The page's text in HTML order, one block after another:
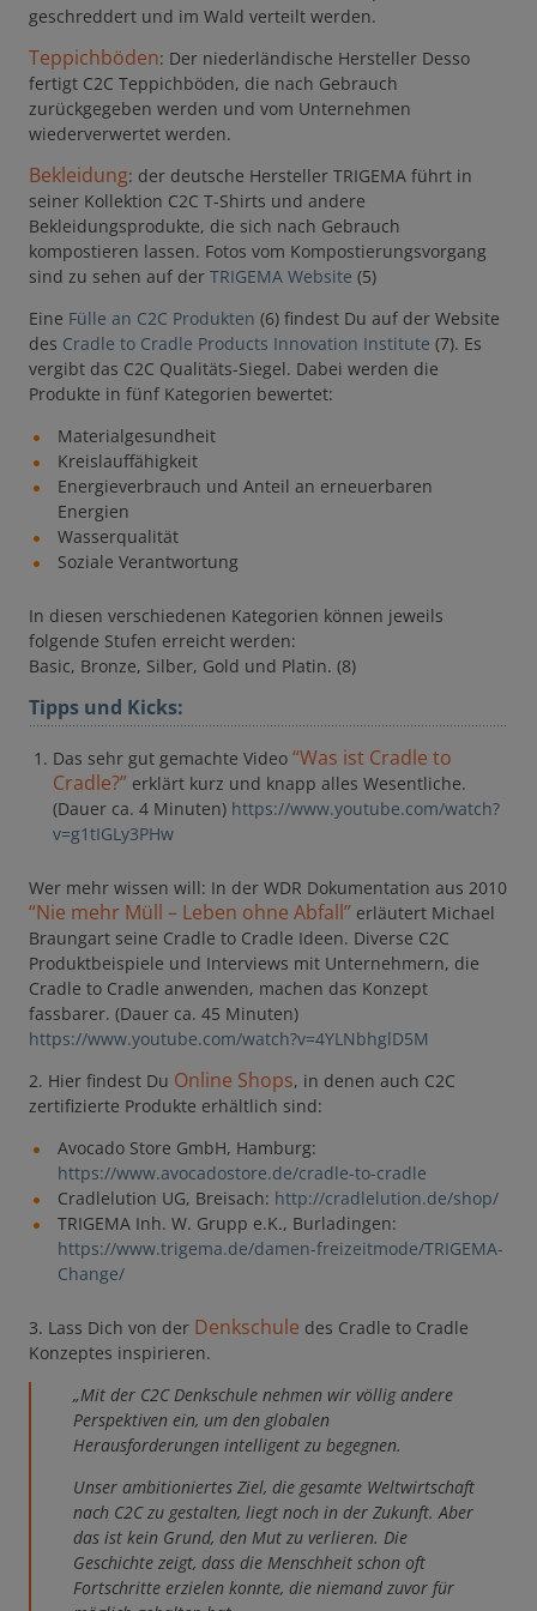
geschreddert und im Wald verteilt werden.
Teppichböden: Der niederländische Hersteller Desso
fertigt C2C Teppichböden, die nach Gebrauch
zurückgegeben werden und vom Unternehmen
wiederverwertet werden.
Bekleidung: der deutsche Hersteller TRIGEMA führt in
seiner Kollektion C2C T-Shirts und andere
Bekleidungsprodukte, die sich nach Gebrauch
kompostieren lassen. Fotos vom Kompostierungsvorgang
sind zu sehen auf der TRIGEMA Website (5)
Eine Fülle an C2C Produkten (6) findest Du auf der Website
des Cradle to Cradle Products Innovation Institute (7). Es
vergibt das C2C Qualitäts-Siegel. Dabei werden die
Produkte in fünf Kategorien bewertet:
Materialgesundheit
Kreislauffähigkeit
Energieverbrauch und Anteil an erneuerbaren
Energien
Wasserqualität
Soziale Verantwortung
In diesen verschiedenen Kategorien können jeweils
folgende Stufen erreicht werden:
Basic, Bronze, Silber, Gold und Platin. (8)
Tipps und Kicks:
Das sehr gut gemachte Video “Was ist Cradle to
Cradle?” erklärt kurz und knapp alles Wesentliche.
(Dauer ca. 4 Minuten) https://www.youtube.com/watch?
v=g1tIGLy3PHw
Wer mehr wissen will: In der WDR Dokumentation aus 2010
“Nie mehr Müll – Leben ohne Abfall” erläutert Michael
Braungart seine Cradle to Cradle Ideen. Diverse C2C
Produktbeispiele und Interviews mit Unternehmern, die
Cradle to Cradle anwenden, machen das Konzept
fassbarer. (Dauer ca. 45 Minuten)
https://www.youtube.com/watch?v=4YLNbhglD5M
2. Hier findest Du Online Shops, in denen auch C2C
zertifizierte Produkte erhältlich sind:
Avocado Store GmbH, Hamburg:
https://www.avocadostore.de/cradle-to-cradle
Cradlelution UG, Breisach: http://cradlelution.de/shop/
TRIGEMA Inh. W. Grupp e.K., Burladingen:
https://www.trigema.de/damen-freizeitmode/TRIGEMA-
Change/
3. Lass Dich von der Denkschule des Cradle to Cradle
Konzeptes inspirieren.
„Mit der C2C Denkschule nehmen wir völlig andere
Perspektiven ein, um den globalen
Herausforderungen intelligent zu begegnen.
Unser ambitioniertes Ziel, die gesamte Weltwirtschaft
nach C2C zu gestalten, liegt noch in der Zukunft. Aber
das ist kein Grund, den Mut zu verlieren. Die
Geschichte zeigt, dass die Menschheit schon oft
Fortschritte erzielen konnte, die niemand zuvor für